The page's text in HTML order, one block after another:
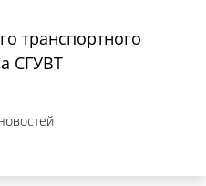
транспортного
СГУВТ